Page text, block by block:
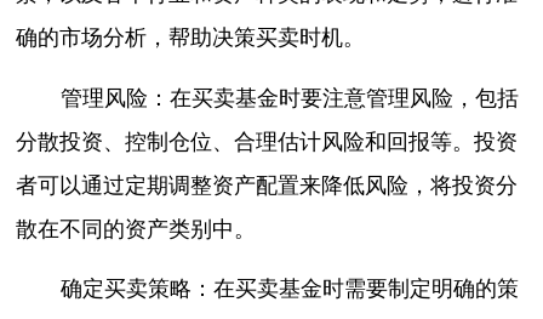
确的市场分析，帮助决策买卖时机。
管理风险：在买卖基金时要注意管理风险，包括
分散投资、控制仓位、合理估计风险和回报等。投资
者可以通过定期调整资产配置来降低风险，将投资分
散在不同的资产类别中。
确定买卖策略：在买卖基金时需要制定明确的策